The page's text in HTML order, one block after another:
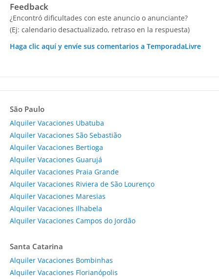
Feedback
¿Encontró dificultades con este anuncio o anunciante?
(Ej: calendario desactualizado, retraso en la respuesta)
Haga clic aquí y envíe sus comentarios a TemporadaLivre
São Paulo
Alquiler Vacaciones Ubatuba
Alquiler Vacaciones São Sebastião
Alquiler Vacaciones Bertioga
Alquiler Vacaciones Guarujá
Alquiler Vacaciones Praia Grande
Alquiler Vacaciones Riviera de São Lourenço
Alquiler Vacaciones Maresias
Alquiler Vacaciones Ilhabela
Alquiler Vacaciones Campos do Jordão
Santa Catarina
Alquiler Vacaciones Bombinhas
Alquiler Vacaciones Florianópolis